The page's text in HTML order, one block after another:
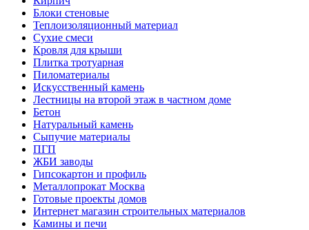
Блоки стеновые
Теплоизоляционный материал
Сухие смеси
Кровля для крыши
Плитка тротуарная
Пиломатериалы
Искусственный камень
Лестницы на второй этаж в частном доме
Бетон
Натуральный камень
Сыпучие материалы
ПГП
ЖБИ заводы
Гипсокартон и профиль
Металлопрокат Москва
Готовые проекты домов
Интернет магазин строительных материалов
Камины и печи